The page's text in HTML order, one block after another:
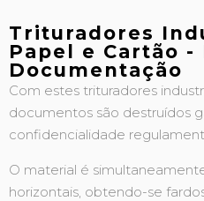
Trituradores
Papel e Cartão
Documentação
Com estes trituradores
documentos são destruídos
confidencialidade
O material é
horizontais, obtendo-se